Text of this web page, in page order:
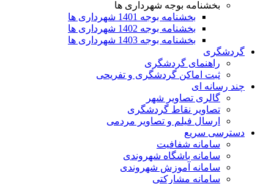
بخشنامه بوجه شهرداری ها
بخشنامه بوجه 1401 شهرداری ها
بخشنامه بوجه 1402 شهرداری ها
بخشنامه بوجه 1403 شهرداری ها
گردشگری
راهنمای گردشگری
ثبت اماکن گردشگری و تفریحی
چند رسانه ای
گالری تصاویر شهر
تصاویر نقاط گردشگری
ارسال فیلم و تصاویر مردمی
دسترسی سریع
سامانه شفافیت
سامانه باشگاه شهروندی
سامانه آموزش شهروندی
سامانه مشارکتی